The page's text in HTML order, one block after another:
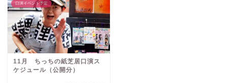
口演イベント予定
11月 ちっちの紙芝居口演ス
ケジュール（公開分）